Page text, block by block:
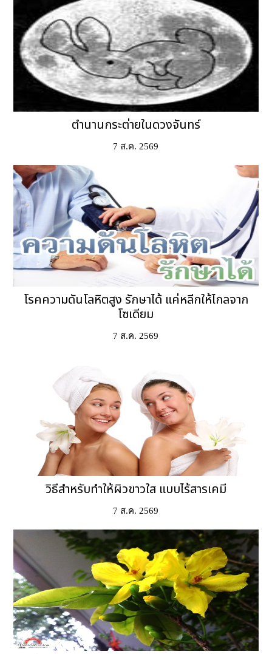
ตำนานกระต่ายในดวงจันทร์
7 ส.ค. 2569
โรคความดันโลหิตสูง รักษาได้ แค่หลีกให้ไกลจาก
โซเดียม
7 ส.ค. 2569
วิธีสำหรับทำให้ผิวขาวใส แบบไร้สารเคมี
7 ส.ค. 2569